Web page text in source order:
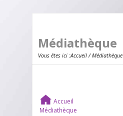
Médiathèque
Vous êtes ici :Accueil/ Médiathèque
Accueil
Médiathèque